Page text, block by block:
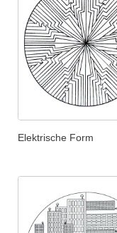
Elektrische Form